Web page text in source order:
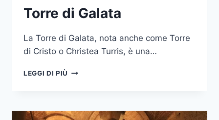
Torre di Galata
La Torre di Galata, nota anche come Torre
di Cristo o Christea Turris, è una…
LEGGI DI PIÙ TORRE